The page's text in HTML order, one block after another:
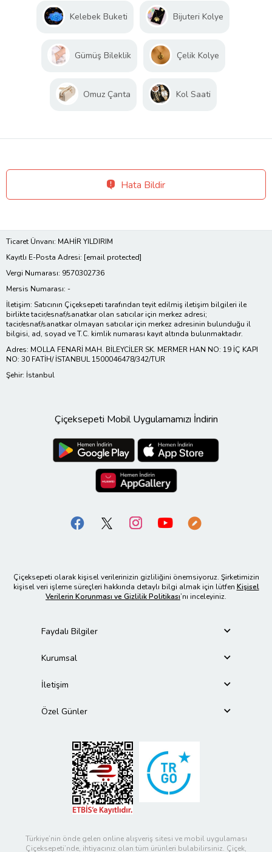
Kelebek Buketi Bijuteri Kolye
Gümüş Bileklik Çelik Kolye
Omuz Çanta Kol Saati
Hata Bildir
Ticaret Ünvanı: MAHİR YILDIRIM
Kayıtlı E-Posta Adresi: [email protected]
Vergi Numarası: 9570302736
Mersis Numarası: -
İletişim: Satıcının Çiçeksepeti tarafından teyit edilmiş iletişim bilgileri ile
birlikte tacir/esnaf/sanatkar olan satıcılar için merkez adresi;
tacir/esnaf/sanatkar olmayan satıcılar için merkez adresinin bulunduğu il
bilgisi, ad, soyad ve T.C. kimlik numarası kayıt altında bulunmaktadır.
Adres: MOLLA FENARİ MAH. BİLEYCİLER SK. MERMER HAN NO: 19 İÇ KAPI
NO: 30 FATİH/ İSTANBUL 1500046478/342/TUR
Şehir: İstanbul
Çiçeksepeti Mobil Uygulamamızı İndirin
Çiçeksepeti olarak kişisel verilerinizin gizliliğini önemsiyoruz. Şirketimizin
kişisel veri işleme süreçleri hakkında detaylı bilgi almak için lütfen Kişisel
Verilerin Korunması ve Gizlilik Politikası’nı inceleyiniz.
Faydalı Bilgiler
Kurumsal
İletişim
Özel Günler
Türkiye’nin önde gelen online alışveriş sitesi ve mobil uygulaması
Çiçeksepeti’nde, ihtiyacınız olan tüm ürünleri bulabilirsiniz. Çiçek,